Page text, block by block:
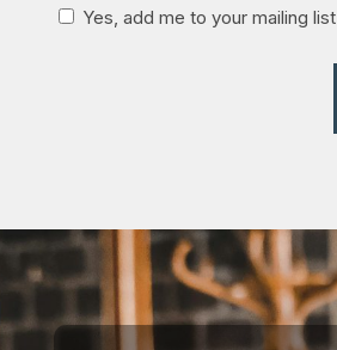
Yes, add me to your mailing list